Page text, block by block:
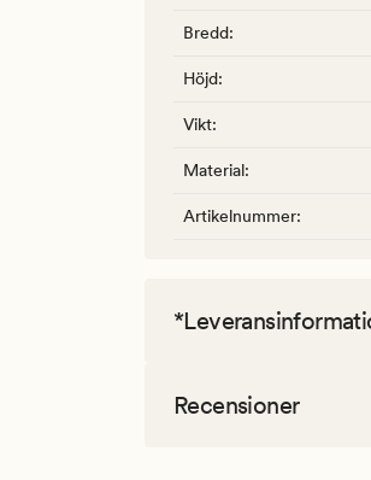
Bredd:
Höjd:
Vikt:
Material:
Artikelnummer:
Recensioner